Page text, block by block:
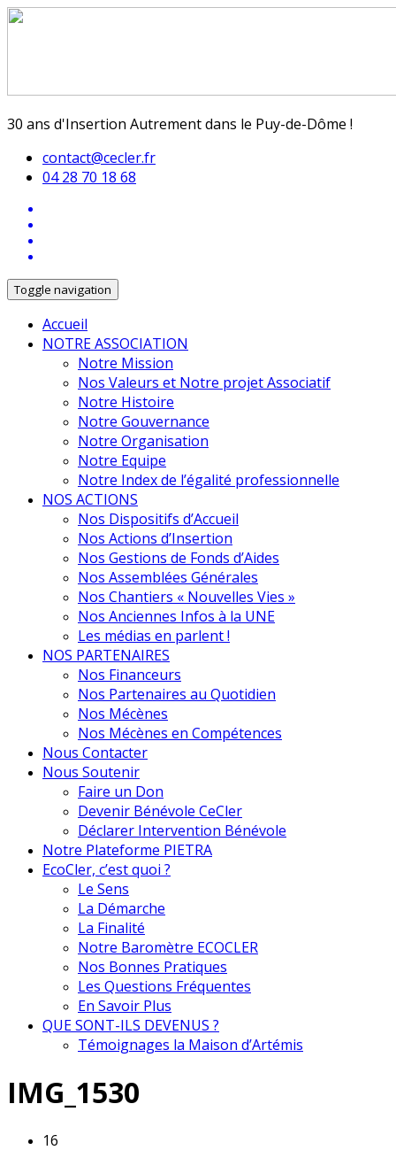
30 ans d'Insertion Autrement dans le Puy-de-Dôme !
contact@cecler.fr
04 28 70 18 68
Toggle navigation
Accueil
NOTRE ASSOCIATION
Notre Mission
Nos Valeurs et Notre projet Associatif
Notre Histoire
Notre Gouvernance
Notre Organisation
Notre Equipe
Notre Index de l’égalité professionnelle
NOS ACTIONS
Nos Dispositifs d’Accueil
Nos Actions d’Insertion
Nos Gestions de Fonds d’Aides
Nos Assemblées Générales
Nos Chantiers « Nouvelles Vies »
Nos Anciennes Infos à la UNE
Les médias en parlent !
NOS PARTENAIRES
Nos Financeurs
Nos Partenaires au Quotidien
Nos Mécènes
Nos Mécènes en Compétences
Nous Contacter
Nous Soutenir
Faire un Don
Devenir Bénévole CeCler
Déclarer Intervention Bénévole
Notre Plateforme PIETRA
EcoCler, c’est quoi ?
Le Sens
La Démarche
La Finalité
Notre Baromètre ECOCLER
Nos Bonnes Pratiques
Les Questions Fréquentes
En Savoir Plus
QUE SONT-ILS DEVENUS ?
Témoignages la Maison d’Artémis
IMG_1530
16